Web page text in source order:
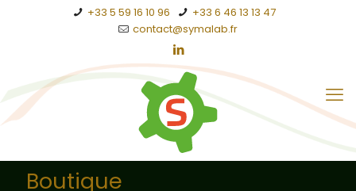
+33 5 59 16 10 96
+33 6 46 13 13 47
contact@symalab.fr
Boutique